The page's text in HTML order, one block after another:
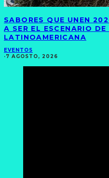
SABORES QUE UNEN
A SER EL ESCENARIO
LATINOAMERICANA
EVENTOS
·7 AGOSTO, 2026